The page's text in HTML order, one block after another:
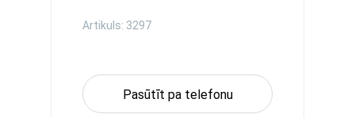
Artikuls: 3297
Pasūtīt pa telefonu